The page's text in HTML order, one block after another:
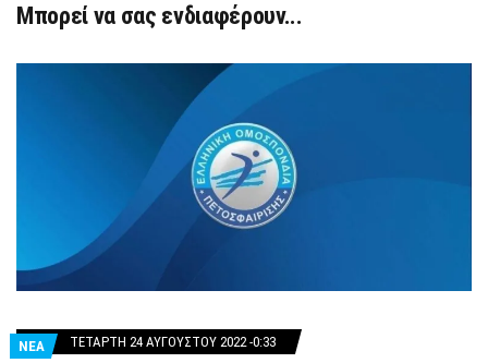
Μπορεί να σας ενδιαφέρουν...
ΝΕΑ ΤΕΤΆΡΤΗ 24 ΑΥΓΟΎΣΤΟΥ 2022 -0:33